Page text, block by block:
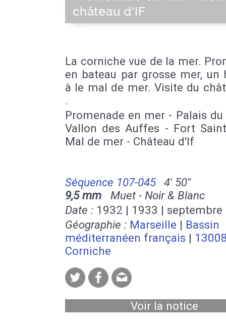
château d'IF
La corniche vue de la mer.
en bateau par grosse mer, un
à le mal de mer. Visite du
.
Promenade en mer - Palais du
Vallon des Auffes - Fort
Mal de mer - Château d'If
Séquence 107-045
4' 50''
9,5 mm Muet - Noir & Blanc
Date : 1932 | 1933 | septembre
Géographie : Marseille | Bassin
méditerranéen français |
Corniche
Voir la notice